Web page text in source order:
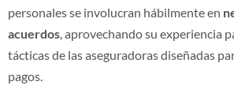
personales se involucran hábilmente en
acuerdos, aprovechando su experiencia
tácticas de las aseguradoras diseñadas
pagos.